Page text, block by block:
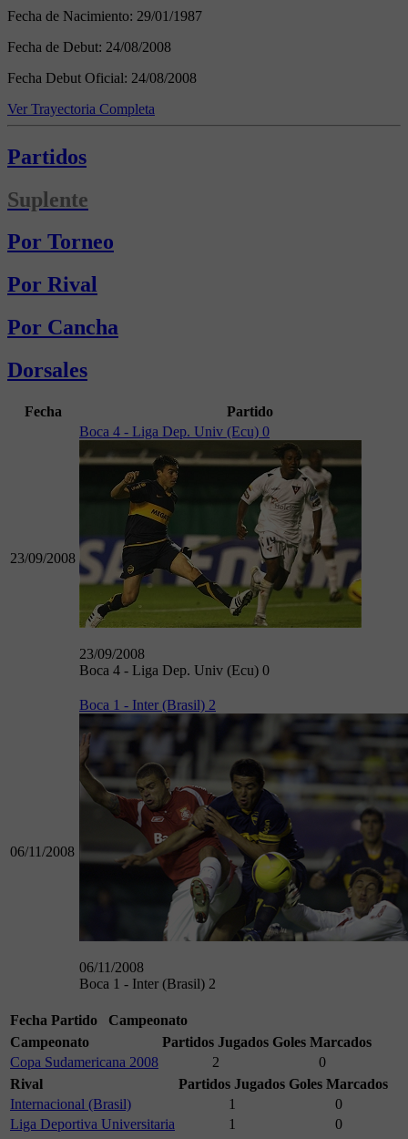
Fecha de Nacimiento: 29/01/1987
Fecha de Debut: 24/08/2008
Fecha Debut Oficial: 24/08/2008
Ver Trayectoria Completa
Partidos
Suplente
Por Torneo
Por Rival
Por Cancha
Dorsales
Fecha Partido
23/09/2008
Boca 4 - Liga Dep. Univ (Ecu) 0
23/09/2008
Boca 4 - Liga Dep. Univ (Ecu) 0
06/11/2008
Boca 1 - Inter (Brasil) 2
06/11/2008
Boca 1 - Inter (Brasil) 2
Fecha Partido
Campeonato
Campeonato
Partidos Jugados Goles Marcados
Copa Sudamericana 2008
2
0
Rival
Partidos Jugados Goles Marcados
Internacional (Brasil)
1
0
Liga Deportiva Universitaria
1
0